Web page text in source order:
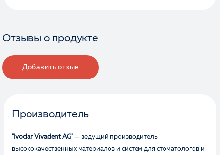
Отзывы о продукте
Добавить отзыв
Производитель
"Ivoclar Vivadent AG" — ведущий производитель
высококачественных материалов и систем для стоматологов и